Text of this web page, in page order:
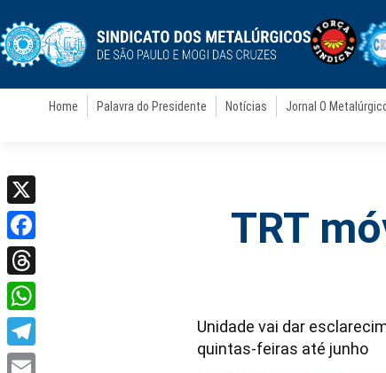
Home Palavra do Presidente Notícias Jornal O
TRT
Unidade vai dar
quintas-feiras até junho
X
Facebook
Threads
WhatsApp
Telegram